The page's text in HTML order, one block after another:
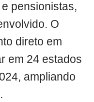
pensionistas,
O
direto em
em 24 estados
ampliando